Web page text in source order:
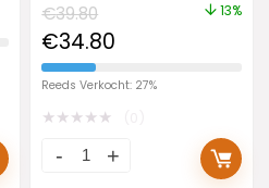
Warmhaltefunktion |
LED-Drehschalter drei
Härtegrade BPA-Frei &
Spülmaschinenfest |
Omlettschale Anthrazit
€39.80
€34.80
13%
Reeds Verkocht: 27%
★★★★★